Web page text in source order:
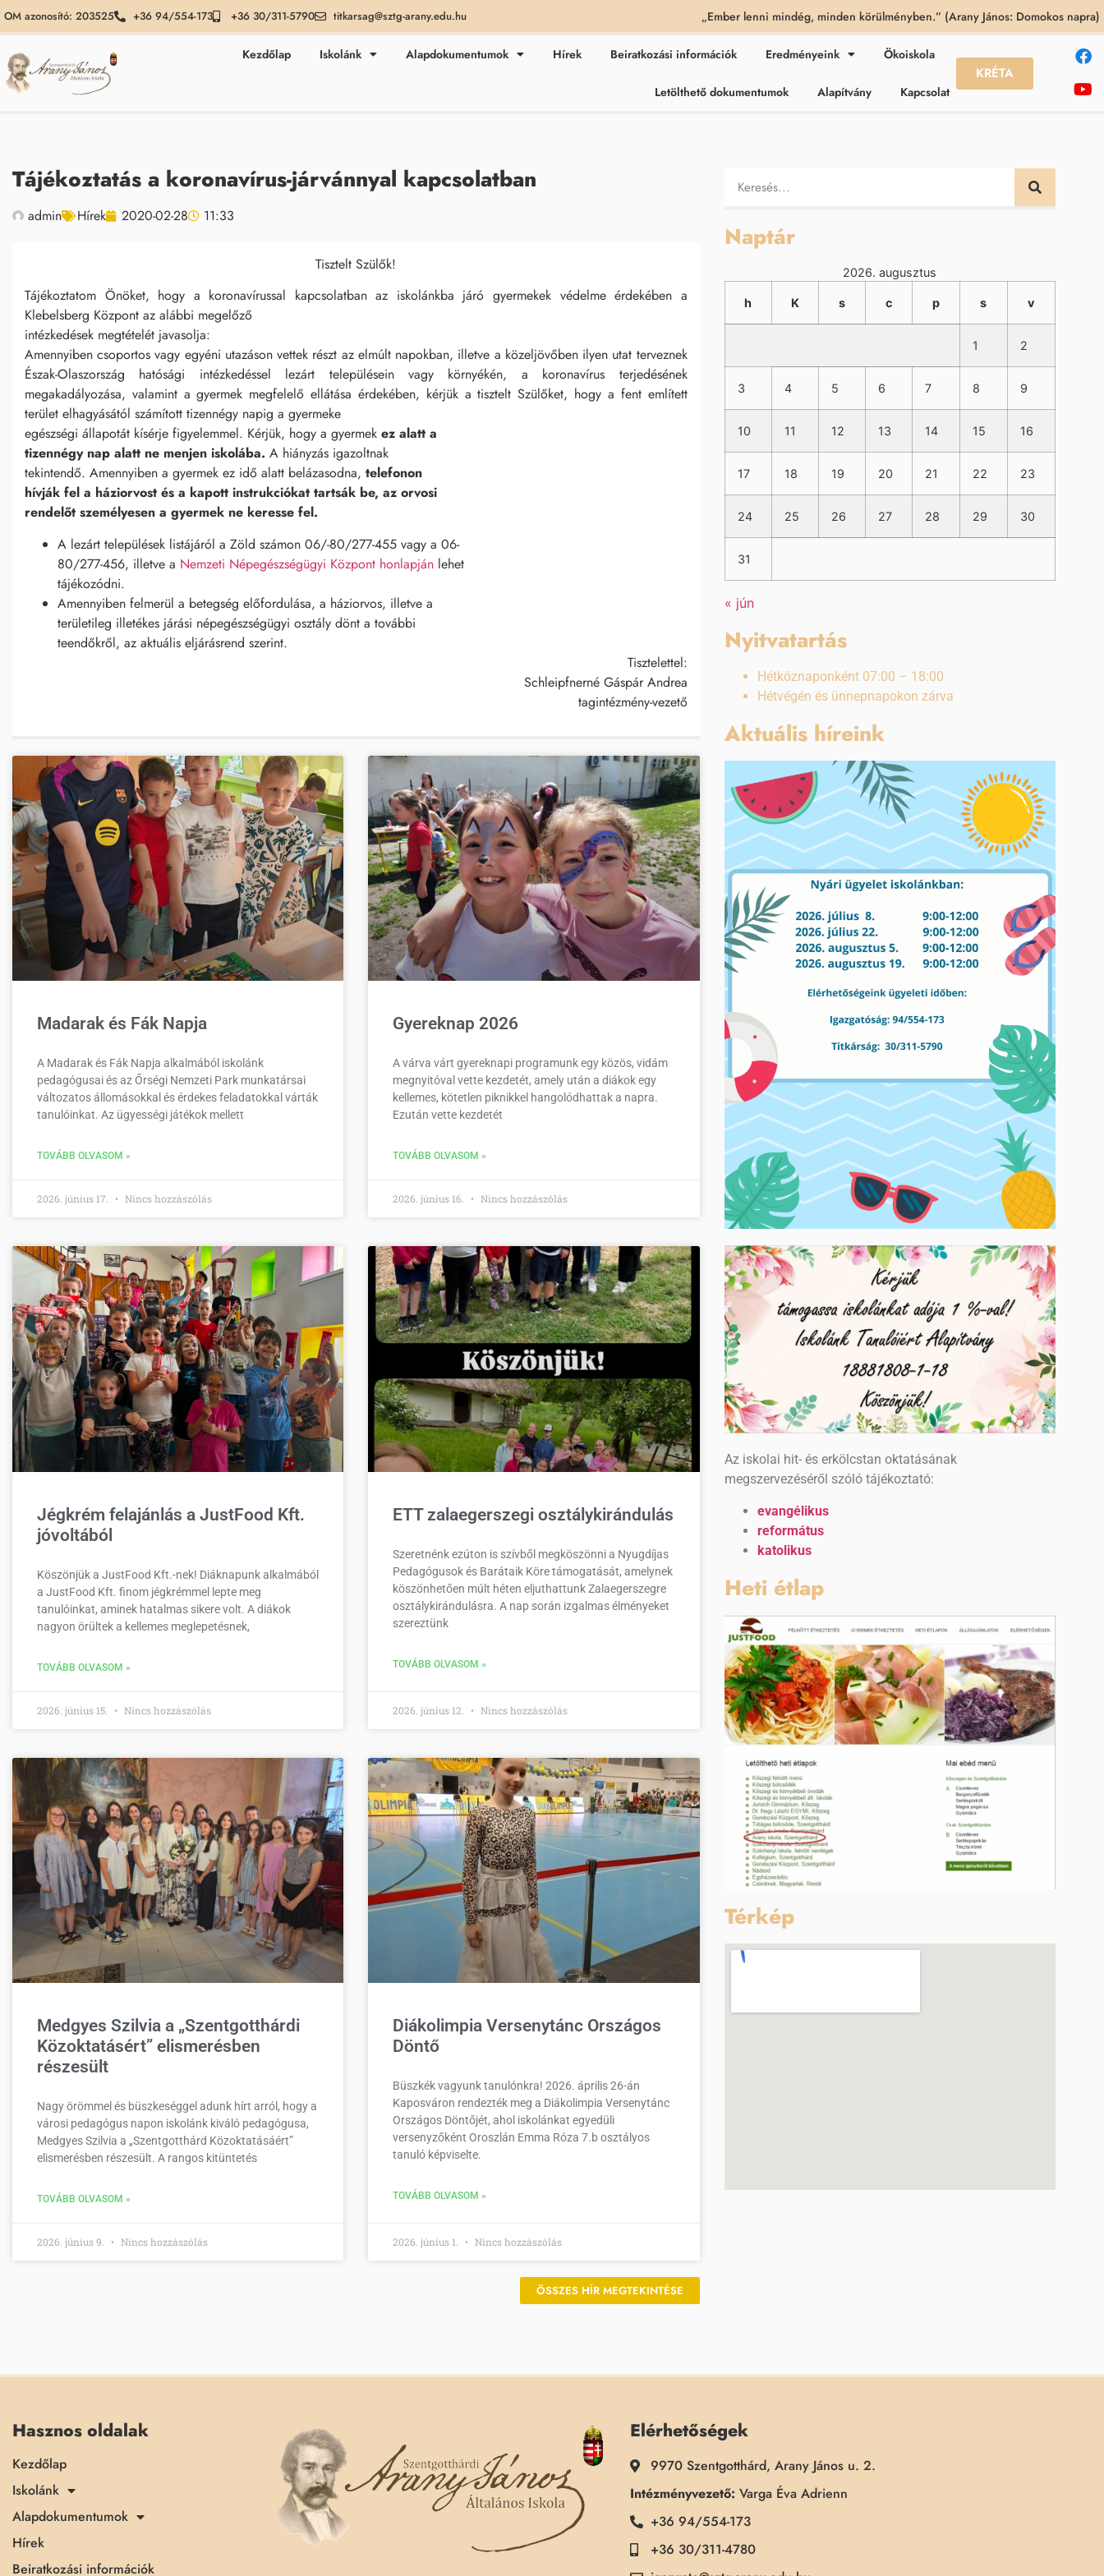
OM azonosító: 203525 +36 94/554-173 +36 30/311-5790 titkarsag@sztg-arany.edu.hu „Ember lenni mindég, minden körülményben.” (Arany János: Domokos napra)
Kezdőlap Iskolánk Alapdokumentumok Hírek Beiratkozási információk Eredményeink Ökoiskola
Letölthető dokumentumok Alapítvány Kapcsolat
KRÉTA
Tájékoztatás a koronavírus-járvánnyal kapcsolatban
admin Hírek 2020-02-28 11:33
Tisztelt Szülők!
Tájékoztatom Önöket, hogy a koronavírussal kapcsolatban az iskolánkba járó gyermekek védelme érdekében a
Klebelsberg Központ az alábbi megelőző
intézkedések megtételét javasolja:
Amennyiben csoportos vagy egyéni utazáson vettek részt az elmúlt napokban, illetve a közeljövőben ilyen utat terveznek
Észak-Olaszország hatósági intézkedéssel lezárt településein vagy környékén, a koronavírus terjedésének
megakadályozása, valamint a gyermek megfelelő ellátása érdekében, kérjük a tisztelt Szülőket, hogy a fent említett
terület elhagyásától számított tizennégy napig a gyermeke
egészségi állapotát kísérje figyelemmel. Kérjük, hogy a gyermek ez alatt a
tizennégy nap alatt ne menjen iskolába. A hiányzás igazoltnak
tekintendő. Amennyiben a gyermek ez idő alatt belázasodna, telefonon
hívják fel a háziorvost és a kapott instrukciókat tartsák be, az orvosi
rendelőt személyesen a gyermek ne keresse fel.
A lezárt települések listájáról a Zöld számon 06/-80/277-455 vagy a 06-
80/277-456, illetve a Nemzeti Népegészségügyi Központ honlapján lehet
tájékozódni.
Amennyiben felmerül a betegség előfordulása, a háziorvos, illetve a
területileg illetékes járási népegészségügyi osztály dönt a további
teendőkről, az aktuális eljárásrend szerint.
Tisztelettel:
Schleipfnerné Gáspár Andrea
tagintézmény-vezető
Madarak és Fák Napja
A Madarak és Fák Napja alkalmából iskolánk
pedagógusai és az Őrségi Nemzeti Park munkatársai
változatos állomásokkal és érdekes feladatokkal várták
tanulóinkat. Az ügyességi játékok mellett
TOVÁBB OLVASOM »
2026. június 17. Nincs hozzászólás
Gyereknap 2026
A várva várt gyereknapi programunk egy közös, vidám
megnyitóval vette kezdetét, amely után a diákok egy
kellemes, kötetlen piknikkel hangolódhattak a napra.
Ezután vette kezdetét
TOVÁBB OLVASOM »
2026. június 16. Nincs hozzászólás
Jégkrém felajánlás a JustFood Kft.
jóvoltából
Köszönjük a JustFood Kft.-nek! Diáknapunk alkalmából
a JustFood Kft. finom jégkrémmel lepte meg
tanulóinkat, aminek hatalmas sikere volt. A diákok
nagyon örültek a kellemes meglepetésnek,
TOVÁBB OLVASOM »
2026. június 15. Nincs hozzászólás
ETT zalaegerszegi osztálykirándulás
Szeretnénk ezúton is szívből megköszönni a Nyugdíjas
Pedagógusok és Barátaik Köre támogatását, amelynek
köszönhetően múlt héten eljuthattunk Zalaegerszegre
osztálykirándulásra. A nap során izgalmas élményeket
szereztünk
TOVÁBB OLVASOM »
2026. június 12. Nincs hozzászólás
Medgyes Szilvia a „Szentgotthárdi
Közoktatásért” elismerésben
részesült
Nagy örömmel és büszkeséggel adunk hírt arról, hogy a
városi pedagógus napon iskolánk kiváló pedagógusa,
Medgyes Szilvia a „Szentgotthárd Közoktatásáért”
elismerésben részesült. A rangos kitüntetés
TOVÁBB OLVASOM »
2026. június 9. Nincs hozzászólás
Diákolimpia Versenytánc Országos
Döntő
Büszkék vagyunk tanulónkra! 2026. április 26-án
Kaposváron rendezték meg a Diákolimpia Versenytánc
Országos Döntőjét, ahol iskolánkat egyedüli
versenyzőként Oroszlán Emma Róza 7.b osztályos
tanuló képviselte.
TOVÁBB OLVASOM »
2026. június 1. Nincs hozzászólás
ÖSSZES HÍR MEGTEKINTÉSE
Naptár
2026. augusztus
h K s c p s v
1 2
3 4 5 6 7 8 9
10 11 12 13 14 15 16
17 18 19 20 21 22 23
24 25 26 27 28 29 30
31
« jún
Nyitvatartás
Hétköznaponként 07:00 – 18:00
Hétvégén és ünnepnapokon zárva
Aktuális híreink
Az iskolai hit- és erkölcstan oktatásának
megszervezéséről szóló tájékoztató:
evangélikus
református
katolikus
Heti étlap
Térkép
Hasznos oldalak
Kezdőlap
Iskolánk
Alapdokumentumok
Hírek
Beiratkozási információk
Elérhetőségek
9970 Szentgotthárd, Arany János u. 2.
Intézményvezető: Varga Éva Adrienn
+36 94/554-173
+36 30/311-4780